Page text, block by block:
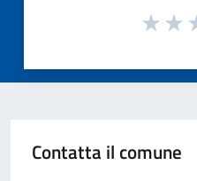
Contatta il comune